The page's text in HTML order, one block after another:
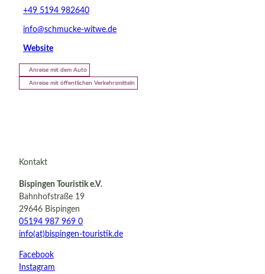
+49 5194 982640
info@schmucke-witwe.de
Website
Anreise mit dem Auto
Anreise mit öffentlichen Verkehrsmitteln
Kontakt
Bispingen Touristik e.V.
Bahnhofstraße 19
29646 Bispingen
05194 987 969 0
info(at)bispingen-touristik.de
Facebook
Instagram